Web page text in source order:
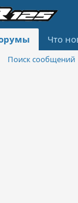
Что
Поиск сообщений